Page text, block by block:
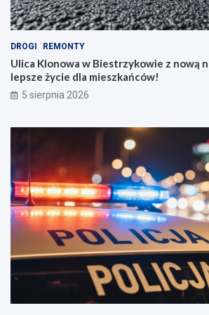
DROGI REMONTY
Ulica Klonowa w Biestrzykowie z nową
lepsze życie dla mieszkańców!
5 sierpnia 2026